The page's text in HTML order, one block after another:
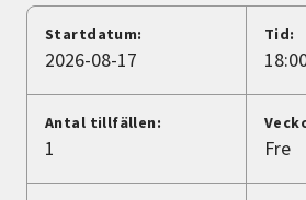
Startdatum:
2026-08-17
Tid:
Antal tillfällen:
1 Fre